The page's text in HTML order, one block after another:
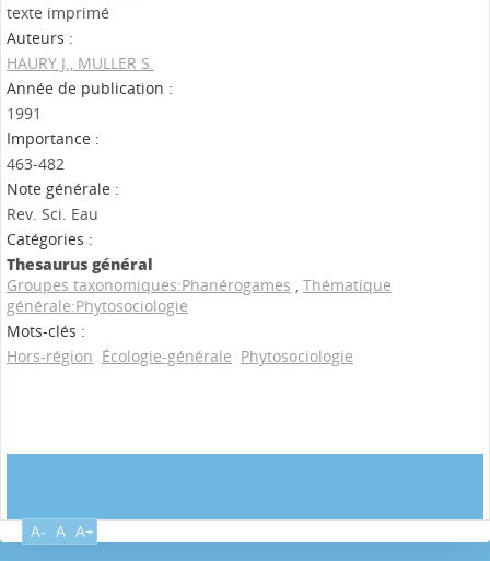
texte imprimé
Auteurs :
HAURY J., MULLER S.
Année de publication :
1991
Importance :
463-482
Note générale :
Rev. Sci. Eau
Catégories :
Thesaurus général
Groupes taxonomiques:Phanérogames , Thématique
générale:Phytosociologie
Mots-clés :
Hors-région Écologie-générale Phytosociologie
A- A A+